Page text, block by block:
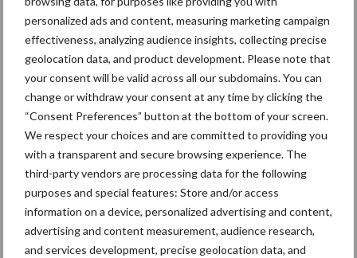
personalized ads and content, measuring marketing campaign
effectiveness, analyzing audience insights, collecting precise
geolocation data, and product development. Please note that
your consent will be valid across all our subdomains. You can
change or withdraw your consent at any time by clicking the
“Consent Preferences” button at the bottom of your screen.
We respect your choices and are committed to providing you
with a transparent and secure browsing experience. The
third-party vendors are processing data for the following
purposes and special features: Store and/or access
information on a device, personalized advertising and content,
advertising and content measurement, audience research,
and services development, precise geolocation data, and
Drie Franse bedrijven over
de grens van 14.000
kilogram melk
Themapagina's
Diergezondheid Bemesting Fokkerij